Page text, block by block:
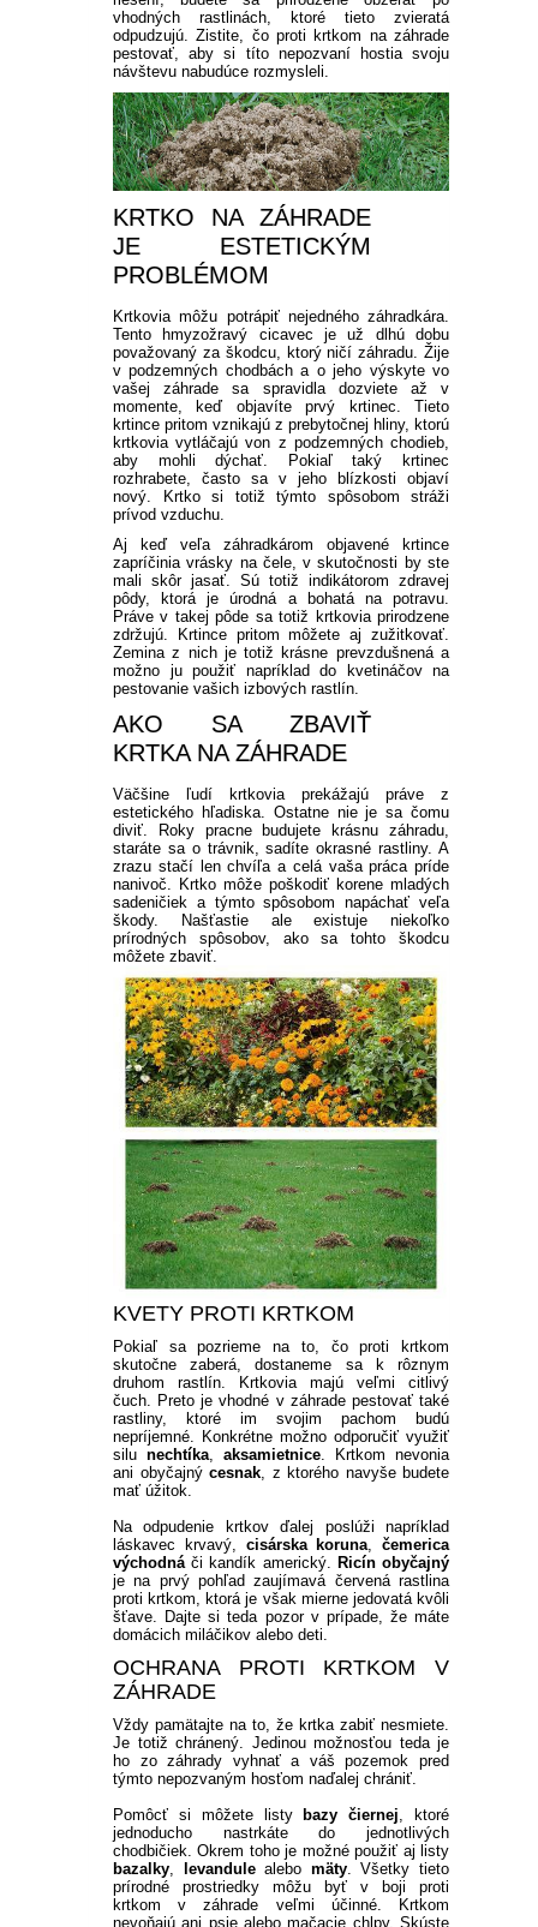
vhodných rastlinách, ktoré tieto zvieratá
odpudzujú. Zistite, čo proti krtkom na záhrade
pestovať, aby si títo nepozvaní hostia svoju
návštevu nabudúce rozmysleli.
KRTKO NA ZÁHRADE
JE ESTETICKÝM
PROBLÉMOM
Krtkovia môžu potrápiť nejedného záhradkára.
Tento hmyzožravý cicavec je už dlhú dobu
považovaný za škodcu, ktorý ničí záhradu. Žije
v podzemných chodbách a o jeho výskyte vo
vašej záhrade sa spravidla dozviete až v
momente, keď objavíte prvý krtinec. Tieto
krtince pritom vznikajú z prebytočnej hliny, ktorú
krtkovia vytláčajú von z podzemných chodieb,
aby mohli dýchať. Pokiaľ taký krtinec
rozhrabete, často sa v jeho blízkosti objaví
nový. Krtko si totiž týmto spôsobom stráži
prívod vzduchu.
Aj keď veľa záhradkárom objavené krtince
zapríčinia vrásky na čele, v skutočnosti by ste
mali skôr jasať. Sú totiž indikátorom zdravej
pôdy, ktorá je úrodná a bohatá na potravu.
Práve v takej pôde sa totiž krtkovia prirodzene
zdržujú. Krtince pritom môžete aj zužitkovať.
Zemina z nich je totiž krásne prevzdušnená a
možno ju použiť napríklad do kvetináčov na
pestovanie vašich izbových rastlín.
AKO SA ZBAVIŤ
KRTKA NA ZÁHRADE
Väčšine ľudí krtkovia prekážajú práve z
estetického hľadiska. Ostatne nie je sa čomu
diviť. Roky pracne budujete krásnu záhradu,
staráte sa o trávnik, sadíte okrasné rastliny. A
zrazu stačí len chvíľa a celá vaša práca príde
nanivoč. Krtko môže poškodiť korene mladých
sadeničiek a týmto spôsobom napáchať veľa
škody. Našťastie ale existuje niekoľko
prírodných spôsobov, ako sa tohto škodcu
môžete zbaviť.
KVETY PROTI KRTKOM
Pokiaľ sa pozrieme na to, čo proti krtkom
skutočne zaberá, dostaneme sa k rôznym
druhom rastlín. Krtkovia majú veľmi citlivý
čuch. Preto je vhodné v záhrade pestovať také
rastliny, ktoré im svojim pachom budú
nepríjemné. Konkrétne možno odporučiť využiť
silu nechtíka, aksamietnice.
Krtkom nevonia
ani obyčajný cesnak, z ktorého navyše budete
mať úžitok.
Na odpudenie krtkov ďalej poslúži napríklad
láskavec krvavý, cisárska koruna, čemerica
východnáči kandík americký. Ricín obyčajný
je na prvý pohľad zaujímavá červená rastlina
proti krtkom, ktorá je však mierne jedovatá kvôli
šťave. Dajte si teda pozor v prípade, že máte
domácich miláčikov alebo deti.
OCHRANA PROTI KRTKOM V
ZÁHRADE
Vždy pamätajte na to, že krtka zabiť nesmiete.
Je totiž chránený. Jedinou možnosťou teda je
ho zo záhrady vyhnať a váš pozemok pred
týmto nepozvaným hosťom naďalej chrániť.
Pomôcť si môžete listy
bazy čiernej, ktoré
jednoducho nastrkáte do jednotlivých
chodbičiek. Okrem toho je možné použiť aj listy
bazalky, levandulealebo mäty. Všetky tieto
prírodné prostriedky môžu byť v boji proti
krtkom v záhrade veľmi účinné. Krtkom
nevoňajú ani psie alebo mačacie chlpy. Skúste